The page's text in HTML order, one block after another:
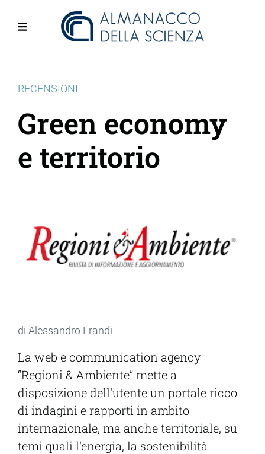
RECENSIONI
Green economy
e territorio
di Alessandro Frandi
La web e communication agency
“Regioni & Ambiente” mette a
disposizione dell'utente un portale ricco
di indagini e rapporti in ambito
internazionale, ma anche territoriale, su
temi quali l'energia, la sostenibilità